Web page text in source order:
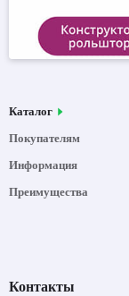
Каталог
Покупателям
Информация
Преимущества
Контакты